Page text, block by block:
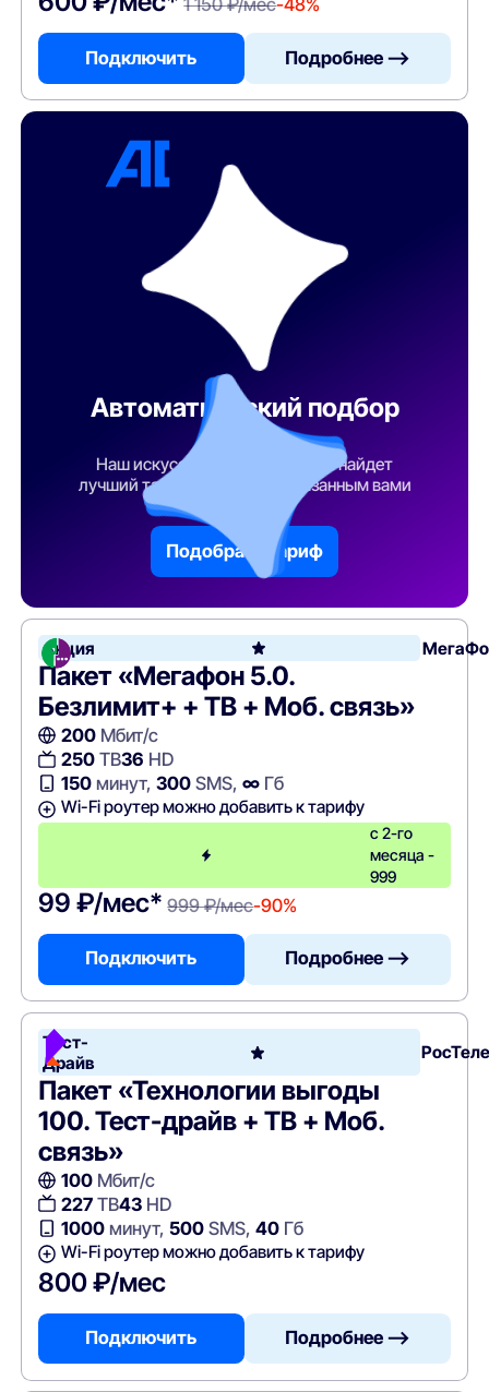
1 150 ₽/мес-48%
Подключить Подробнее —>
Автоматический подбор
тарифа
Наш искусственный интеллект найдет
лучший тарифный план по указанным вами
Подобрать тариф
Акция
Пакет «Мегафон 5.0.
Безлимит+ + ТВ + Моб. связь»
200Мбит/с
250ТВ36 HD
150минут, 300SMS, ∞Гб
Wi-Fi роутер можно добавить к тарифу
с 2-го
месяца -
999
99 ₽/мес* 999 ₽/мес-90%
Подключить Подробнее —>
Тест-
Драйв
Пакет «Технологии выгоды
100. Тест-драйв + ТВ + Моб.
связь»
100Мбит/с
227ТВ43HD
1000минут, 500SMS, 40Гб
Wi-Fi роутер можно добавить к тарифу
800 ₽/мес
Подключить Подробнее —>